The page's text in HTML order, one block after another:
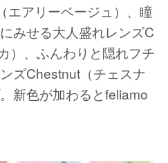
エアリーベージュ）、瞳
みせる大人盛れレンズC
）、ふんわりと隠れフチ
ズChestnut（チェスナ
新色が加わるとfeliamo